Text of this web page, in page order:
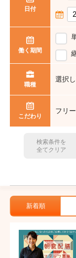
日付
働く期間
職種
選択
こだわり
フリ
検索条件を
全てクリア
新着順